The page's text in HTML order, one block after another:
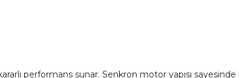
performans sunar. Senkron motor yapısı sayesinde